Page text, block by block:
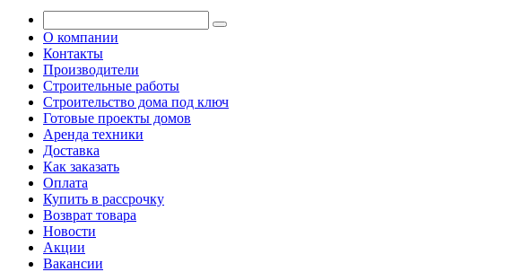
О компании
Контакты
Производители
Строительные работы
Строительство дома под ключ
Готовые проекты домов
Аренда техники
Доставка
Как заказать
Оплата
Купить в рассрочку
Возврат товара
Новости
Акции
Вакансии